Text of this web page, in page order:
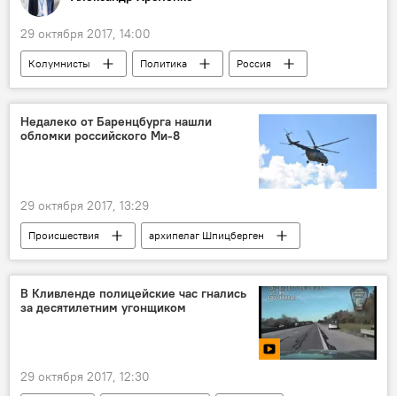
29 октября 2017, 14:00
Колумнисты Политика
Россия
США
ПРО спутник
Недалеко от Баренцбурга нашли
обломки российского Ми-8
29 октября 2017, 13:29
Происшествия архипелаг Шпицберген
В Кливленде полицейские час гнались
за десятилетним угонщиком
29 октября 2017, 12:30